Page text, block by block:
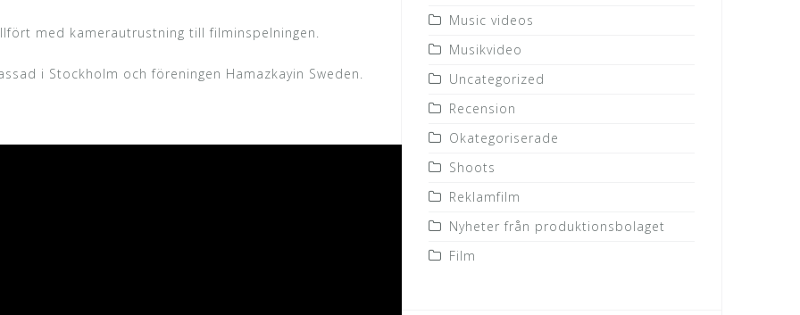
med kamerautrustning till filminspelningen.
i Stockholm och föreningen Hamazkayin Sweden.
Music videos
Musikvideo
Uncategorized
Recension
Okategoriserade
Shoots
Reklamfilm
Nyheter från produktionsbolaget
Film